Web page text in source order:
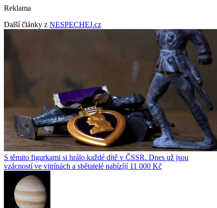
Reklama
Další články z NESPECHEJ.cz
S těmito figurkami si hrálo každé dítě v ČSSR. Dnes už jsou
vzácností ve vitrínách a sbětatelé nabízíjí 11 000 Kč